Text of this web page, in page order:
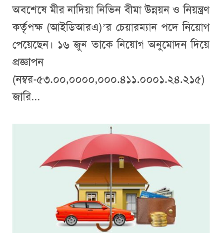
অবশেষে মীর নাদিয়া নিভিন বীমা উন্নয়ন ও নিয়ন্ত্রণ
কর্তৃপক্ষ (আইডিআরএ)’র চেয়ারম্যান পদে নিয়োগ
পেয়েছেন। ১৬ জুন তাকে নিয়োগ অনুমোদন দিয়ে
প্রজ্ঞাপন
(নম্বর-৫৩.০০,০০০০,০০০.৪১১.০০০১.২৪.২১৫)
জারি...